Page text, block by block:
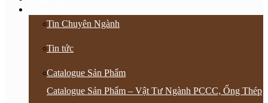
Tin Chuyên Ngành
Tin tức
Catalogue Sản Phẩm
Catalogue Sản Phẩm – Vật Tư Ngành PCCC, Ống Thép